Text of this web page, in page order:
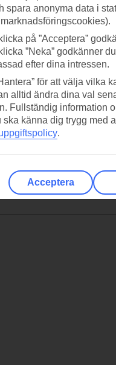
spara anonyma data i
på ”Acceptera”
”Neka” godkänner
efter dina intressen.
för att välja vilka
alltid ändra dina val
Fullständig information
ska känna dig trygg med
.
Acceptera